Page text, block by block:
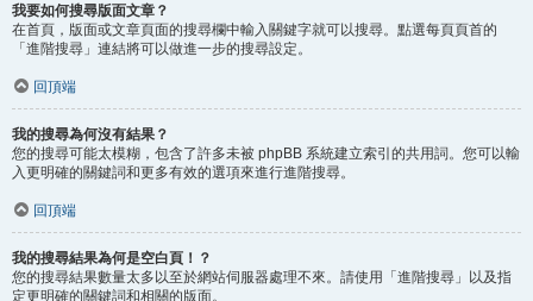
我要如何搜尋版面文章？
在首頁，版面或文章頁面的搜尋欄中輸入關鍵字就可以搜尋。點選每頁頁首的
「進階搜尋」連結將可以做進一步的搜尋設定。
回頂端
我的搜尋為何沒有結果？
您的搜尋可能太模糊，包含了許多未被 phpBB 系統建立索引的共用詞。您可以輸
入更明確的關鍵詞和更多有效的選項來進行進階搜尋。
回頂端
我的搜尋結果為何是空白頁！？
您的搜尋結果數量太多以至於網站伺服器處理不來。請使用「進階搜尋」以及指
定更明確的關鍵詞和相關的版面。